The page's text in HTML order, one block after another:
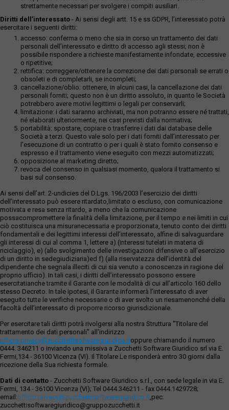
strettamente necessari per svolgere i compiti ausiliari.
Diritti dell’interessato - Ai sensi degli artt. 15 e ss GDPR, l’interessato potrà
esercitare i seguenti diritti:
accesso: conferma o meno che sia in corso un trattamento dei dati
personali dell’interessato e diritto di accesso agli stessi; non è
possibile rispondere a richieste manifestamente infondate, eccessive
o ripetitive;
rettifica: correggere/ottenere la correzione dei dati personali se errati o
obsoleti e di completarli, se incompleti;
cancellazione/oblio: ottenere, in alcuni casi, la cancellazione dei dati
personali forniti; questo non è un diritto assoluto, in quanto le Società
potrebbero avere motivi legittimi o legali per conservarli;
limitazione: i dati saranno archiviati, ma non potranno essere né trattati,
né elaborati ulteriormente, nei casi previsti dalla normativa;
portabilità: spostare, copiare o trasferire i dati dai database delle
Società a terzi. Questo vale solo per i dati forniti dall’interessato per
l’esecuzione di un contratto o per i quali è stato fornito consenso e
espresso e il trattamento viene eseguito con mezzi automatizzati;
opposizione al marketing diretto;
revoca del consenso in qualsiasi momento, qualora il trattamento si
basi sul consenso.
Ai sensi dell’art. 2-undicies del D.Lgs. 196/2003 l’esercizio dei diritti
dell’interessato può essere ritardato,limitato o escluso, con comunicazione
motivata e resa senza ritardo, a meno che la comunicazione
possacompromettere la finalità della limitazione, per il tempo e nei limiti in cui
ciò costituisca una misuranecessaria e proporzionata, tenuto conto dei diritti
fondamentali e dei legittimi interessi dell’interessato, alfine di salvaguardare
gli interessi di cui al comma 1, lettere a) (interessi tutelati in materia di
riciclaggio), e) (allo svolgimento delle investigazioni difensive o all’esercizio
di un diritto in sedegiudiziaria)ed f) (alla riservatezza dell’identità del
dipendente che segnala illeciti di cui sia venuto a conoscenza in ragione del
proprio ufficio). In tali casi, i diritti dell’interessato possono essere
esercitatianche tramite il Garante con le modalità di cui all’articolo 160 dello
stesso Decreto. In tale ipotesi, il Garante informerà l’interessato di aver
eseguito tutte le verifiche necessarie o di aver svolto un riesamenonché della
facoltà dell’interessato di proporre ricorso giurisdizionale.
Per esercitare tali diritti potrà rivolgersi alla nostra Struttura "Titolare del
trattamento dei dati personali" all'indirizzo
ufficio.privacy@zucchettisofwaregiuridico.itoppure chiamando il numero
0444. 346211 o inviando una missiva a Zucchetti Software Giuridico srl via E.
Fermi,134 - 36100 Vicenza (VI). Il Titolare Le risponderà entro 30 giorni dalla
ricezione della Sua richiesta formale.
Dati di contatto - Zucchetti Software Giuridico s.r.l., con sede legale in via E.
Fermi, 134 - 36100 Vicenza (VI); Tel 0444.346211 - fax 0444.1429728;
email:ufficio.privacy@zucchettisoftwaregiuridico.it,pec:
zucchettisoftwaregiuridico@gruppozucchetti.it